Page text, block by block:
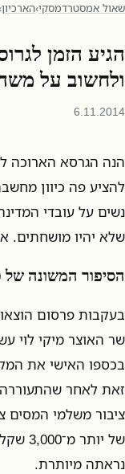
שאול אמסטרדמסקי›הארכיון
הגיע הזמן
ולחשוב על
6.11.2014
הנה הגרסא הארוכה
להציע פה כיוון
נשים על עובדי
שלא יהיו
הסיפור המשונה של
בעקבות פרסום
שר האוצר מיקי לוי
בכספו האישי את
זאת לאחר
ציבור משלמי המסים
של
נראתה מיותרת.